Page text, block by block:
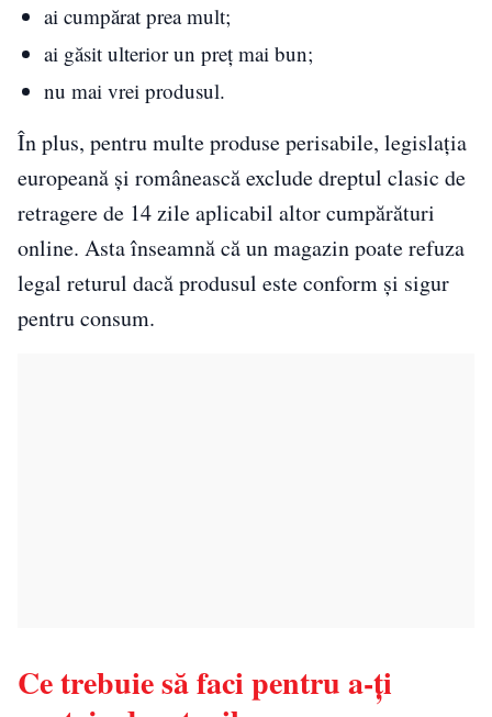
ai cumpărat prea mult;
ai găsit ulterior un preț mai bun;
nu mai vrei produsul.
În plus, pentru multe produse perisabile, legislația
europeană și românească exclude dreptul clasic de
retragere de 14 zile aplicabil altor cumpărături
online. Asta înseamnă că un magazin poate refuza
legal returul dacă produsul este conform și sigur
pentru consum.
Ce trebuie să faci pentru a-ți